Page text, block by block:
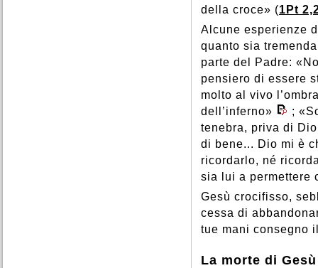
della croce» (1Pt
Alcune esperienze
quanto sia
parte del Padre:
pensiero di essere
molto al vivo
dell’inferno»
;
tenebra, priva di
di bene... Dio mi è
ricordarlo, né
sia lui a permettere
Gesù crocifisso,
cessa di
tue mani consegno
La morte di Gesù